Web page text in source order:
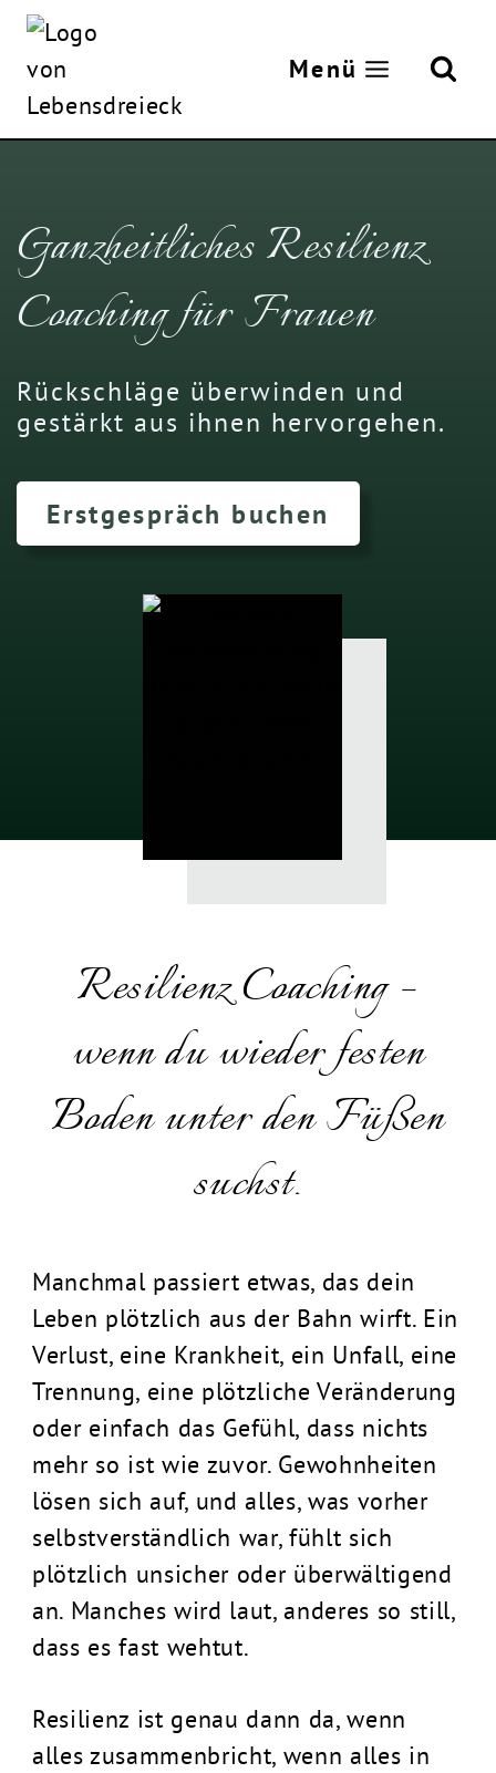
Zum
springen
Menü
Ganzheitliches Resilienz
Coaching für Frauen
Rückschläge überwinden und
gestärkt aus ihnen hervorgehen.
Erstgespräch buchen
Resilienz Coaching –
wenn du wieder festen
Boden unter den Füßen
suchst.
Manchmal passiert etwas, das dein
Leben plötzlich aus der Bahn wirft. Ein
Verlust, eine Krankheit, ein Unfall, eine
Trennung, eine plötzliche Veränderung
oder einfach das Gefühl, dass nichts
mehr so ist wie zuvor. Gewohnheiten
lösen sich auf, und alles, was vorher
selbstverständlich war, fühlt sich
plötzlich unsicher oder überwältigend
an. Manches wird laut, anderes so still,
dass es fast wehtut.
Resilienz ist genau dann da, wenn
alles zusammenbricht, wenn alles in